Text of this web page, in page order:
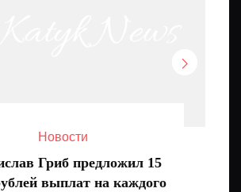
Новости
Гриб предложил 15
выплат на каждого